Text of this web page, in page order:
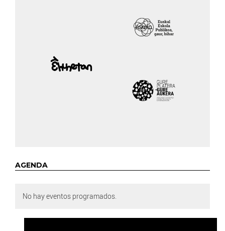
AGENDA
No hay eventos programados.